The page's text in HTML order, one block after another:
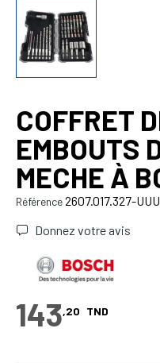
COFFRET
EMBOUTS
MECHE À
Référence2607.017.327-UUU
Donnez votre avis
143,20 TND